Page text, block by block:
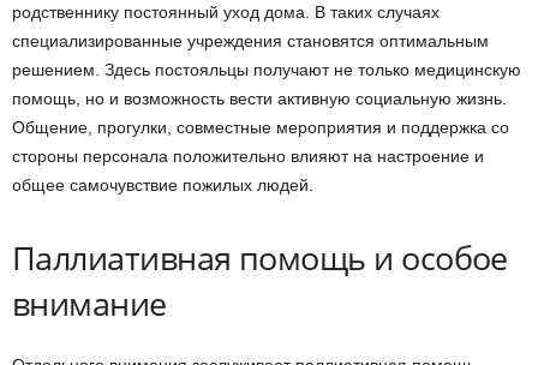
родственнику постоянный уход дома. В таких случаях
специализированные учреждения становятся оптимальным
решением. Здесь постояльцы получают не только медицинскую
помощь, но и возможность вести активную социальную жизнь.
Общение, прогулки, совместные мероприятия и поддержка со
стороны персонала положительно влияют на настроение и
общее самочувствие пожилых людей.
Паллиативная помощь и особое
внимание